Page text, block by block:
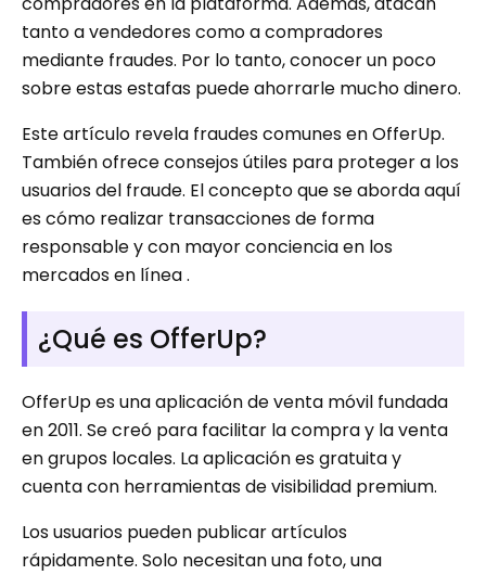
tanto a vendedores como a compradores
mediante fraudes. Por lo tanto, conocer un poco
sobre estas estafas puede ahorrarle mucho dinero.
Este artículo revela fraudes comunes en OfferUp.
También ofrece consejos útiles para proteger a los
usuarios del fraude. El concepto que se aborda aquí
es cómo realizar transacciones de forma
responsable y con mayor conciencia en los
mercados en línea .
¿Qué es OfferUp?
OfferUp es una aplicación de venta móvil fundada
en 2011. Se creó para facilitar la compra y la venta
en grupos locales. La aplicación es gratuita y
cuenta con herramientas de visibilidad premium.
Los usuarios pueden publicar artículos
rápidamente. Solo necesitan una foto, una